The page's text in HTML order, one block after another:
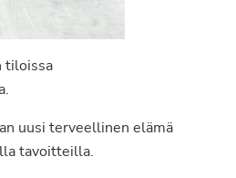
tiloissa
uusi terveellinen elämä
tavoitteilla.